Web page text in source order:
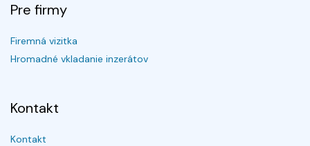
Pre firmy
Firemná vizitka
Hromadné vkladanie inzerátov
Kontakt
Kontakt